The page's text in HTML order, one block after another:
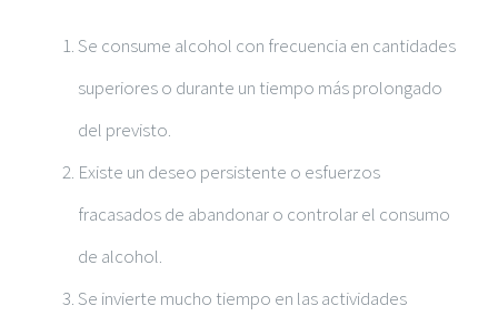
Se consume alcohol con frecuencia en cantidades
superiores o durante un tiempo más prolongado
del previsto.
Existe un deseo persistente o esfuerzos
fracasados de abandonar o controlar el consumo
de alcohol.
Se invierte mucho tiempo en las actividades